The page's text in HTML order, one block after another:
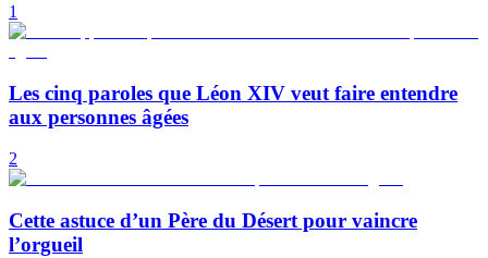
1
Les cinq paroles que Léon XIV veut faire entendre
aux personnes âgées
2
Cette astuce d’un Père du Désert pour vaincre
l’orgueil